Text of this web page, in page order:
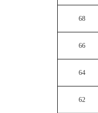
68
66
64
62